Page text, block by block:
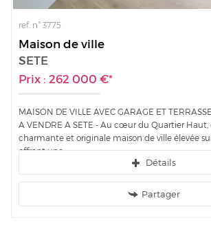
ref. n° 3775
Maison de ville
SETE
Prix : 262 000 €*
MAISON DE VILLE AVEC GARAGE ET TERRASSE
A VENDRE A SETE - Au cœur du Quartier
charmante et originale maison de ville élevée
offrant une...
Détails
Partager